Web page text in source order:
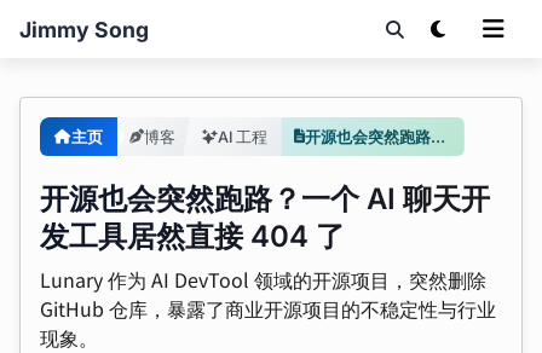
Jimmy Song
主页 博客 AI 工程 开源也会突然跑路？一个 AI 聊天开发工具居然直接 404 了
开源也会突然跑路？一个 AI 聊天开
发工具居然直接 404 了
Lunary 作为 AI DevTool 领域的开源项目，突然删除
GitHub 仓库，暴露了商业开源项目的不稳定性与行业
现象。